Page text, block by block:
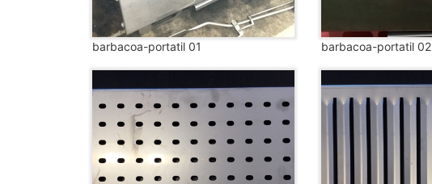
barbacoa-portatil 01 barbacoa-portatil 02